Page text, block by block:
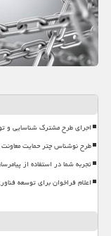
اجرای طرح مشترک شناسایی و
طرح نوشناس چتر حمایت
تجربه شما در استفاده از
اعلام فراخوان برای توسعه